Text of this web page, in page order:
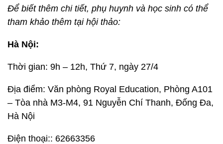
Để biết thêm chi tiết, phụ huynh và học sinh có thể
tham khảo thêm tại hội thảo:
Hà Nội:
Thời gian: 9h – 12h, Thứ 7, ngày 27/4
Địa điểm: Văn phòng Royal Education, Phòng A101
– Tòa nhà M3-M4, 91 Nguyễn Chí Thanh, Đống Đa,
Hà Nội
Điện thoại:: 62663356